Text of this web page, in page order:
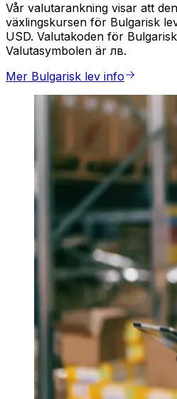
Vår valutarankning visar att
växlingskursen för Bulgarisk
USD. Valutakoden för
Valutasymbolen är лв.
Mer Bulgarisk lev info